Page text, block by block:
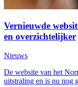
Vernieuwde
en overzichtelijker
Nieuws
De website van het
uitstraling en is nu nog